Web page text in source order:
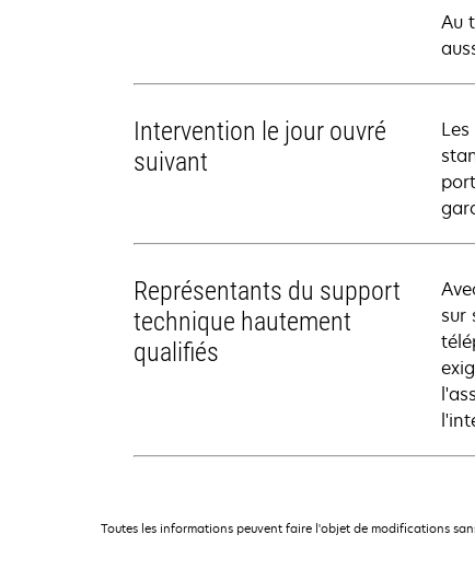
Au
Intervention le jour ouvré
suivant
Représentants du support
technique hautement
qualifiés
sur
Toutes les informations peuvent faire l'objet de modifications